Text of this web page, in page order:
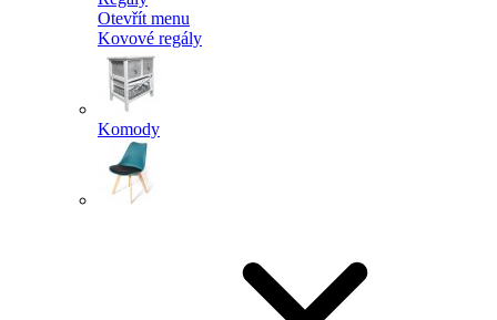
Otevřít menu
Kovové regály
Komody